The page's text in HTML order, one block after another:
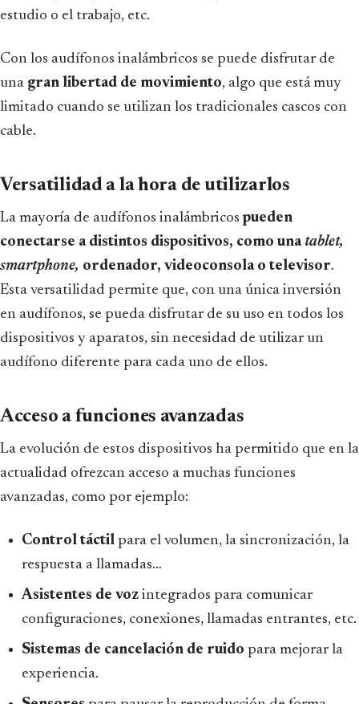
estudio o el trabajo, etc.
Con los audífonos inalámbricos se puede disfrutar de
una gran libertad de movimiento, algo que está muy
limitado cuando se utilizan los tradicionales cascos con
cable.
Versatilidad a la hora de utilizarlos
La mayoría de audífonos inalámbricos pueden
conectarse a distintos dispositivos, como una tablet,
smartphone, ordenador, videoconsola o televisor.
Esta versatilidad permite que, con una única inversión
en audífonos, se pueda disfrutar de su uso en todos los
dispositivos y aparatos, sin necesidad de utilizar un
audífono diferente para cada uno de ellos.
Acceso a funciones avanzadas
La evolución de estos dispositivos ha permitido que en la
actualidad ofrezcan acceso a muchas funciones
avanzadas, como por ejemplo:
Control táctil para el volumen, la sincronización, la
respuesta a llamadas…
Asistentes de voz integrados para comunicar
configuraciones, conexiones, llamadas entrantes, etc.
Sistemas de cancelación de ruido para mejorar la
experiencia.